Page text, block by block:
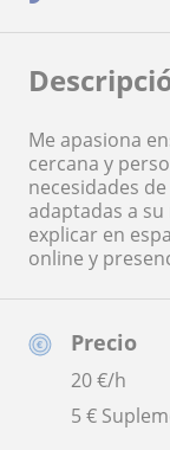
Precio
20€/h
5 €
Me apasiona
cercana y
necesidades
adaptadas a
explicar en
online y